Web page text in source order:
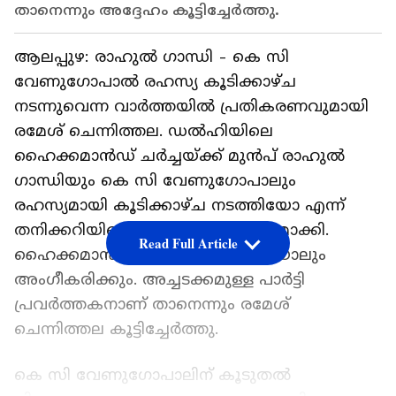
താനെന്നും അദ്ദേഹം കൂട്ടിച്ചേർത്തു.
ആലപ്പുഴ: രാഹുൽ ഗാന്ധി - കെ സി
വേണുഗോപാല്‍ രഹസ്യ കൂടിക്കാഴ്ച
നടന്നുവെന്ന വാർത്തയിൽ പ്രതികരണവുമായി
രമേശ് ചെന്നിത്തല. ഡൽഹിയിലെ
ഹൈക്കമാൻഡ് ചർച്ചയ്ക്ക് മുൻപ് രാഹുൽ
ഗാന്ധിയും കെ സി വേണുഗോപാലും
രഹസ്യമായി കൂടിക്കാഴ്ച നടത്തിയോ എന്ന്
തനിക്കറിയില്ലെന്ന് അദ്ദേഹം വ്യക്തമാക്കി.
ഹൈക്കമാൻഡ് തീരുമാനം എന്തായാലും
അംഗീകരിക്കും. അച്ചടക്കമുള്ള പാർട്ടി
പ്രവർത്തകനാണ് താനെന്നും രമേശ്
ചെന്നിത്തല കൂട്ടിച്ചേർത്തു.
കെ സി വേണുഗോപാലിന് കൂടുതൽ
Read Full Article